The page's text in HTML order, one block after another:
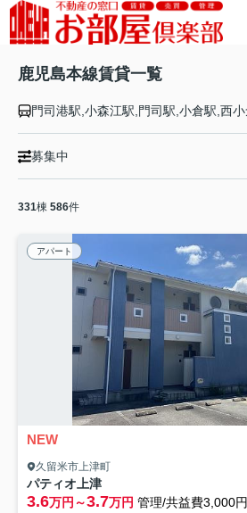
鹿児島本線賃貸一覧
募集中
331棟 586件
アパート
NEW
久留米市上津町
パティオ上津
3.6万円～3.7万円 管理/共益費3,000円